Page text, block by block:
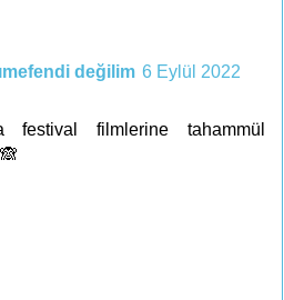
değilim 6 Eylül 2022
filmlerine tahammül